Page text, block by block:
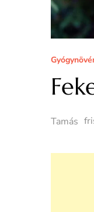
Tamás